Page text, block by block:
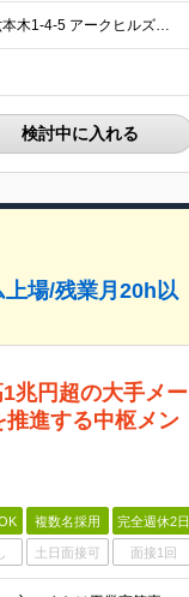
☆六本木一丁目駅直結！雨に濡れずに通える職場 【本社】東京都港区六本木1-4-5 アークヒルズサウスタワー18F ※(変更の範囲)上記を除く当社関連勤務地 ＼オンもオフも充実する、六本木エリアでの
検討中に入れる
場/残業月20h以
兆円超の大手メー
推進する中枢メン
複数名採用 完全週休2日
土日面接可 面接1回